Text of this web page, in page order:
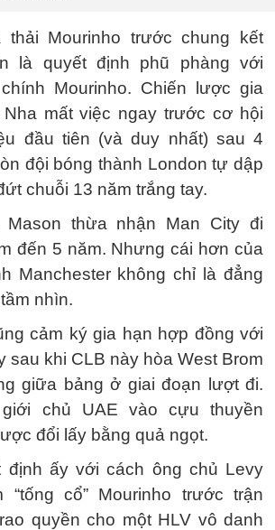
thải Mourinho trước chung kết
là quyết định phũ phàng với
Mourinho. Chiến lược gia
mất việc ngay trước cơ hội
đầu tiên (và duy nhất) sau 4
đội bóng thành London tự dập
chuỗi 13 năm trắng tay.
Mason thừa nhận Man City đi
đến 5 năm. Nhưng cái hơn của
Manchester không chỉ là đẳng
nhìn.
cảm ký gia hạn hợp đồng với
sau khi CLB này hòa West Brom
giữa bảng ở giai đoạn lượt đi.
chủ UAE vào cựu thuyền
đổi lấy bằng quả ngọt.
định ấy với cách ông chủ Levy
“tống cổ” Mourinho trước trận
quyền cho một HLV vô danh